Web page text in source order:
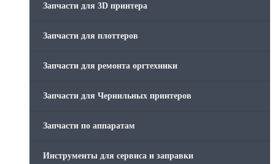
Запчасти для 3D принтера
Запчасти для плоттеров
Запчасти для ремонта оргтехники
Запчасти для Чернильных принтеров
Запчасти по аппаратам
Инструменты для сервиса и заправки